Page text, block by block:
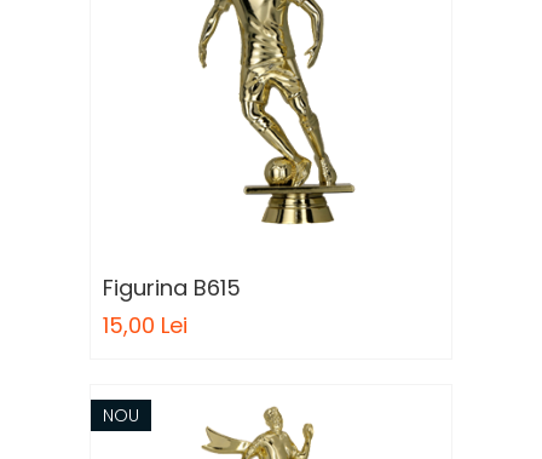
Figurina B615
15,00 Lei
NOU